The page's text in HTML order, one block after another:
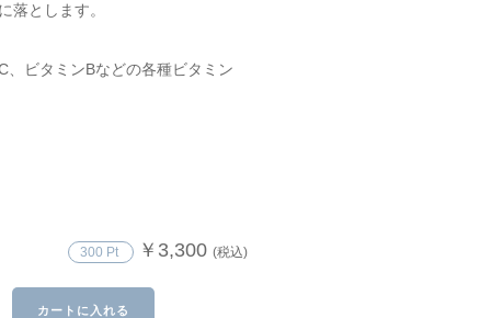
落とします。
、ビタミンBなどの各種ビタミン
300 Pt ￥3,300 (税込)
カートに入れる